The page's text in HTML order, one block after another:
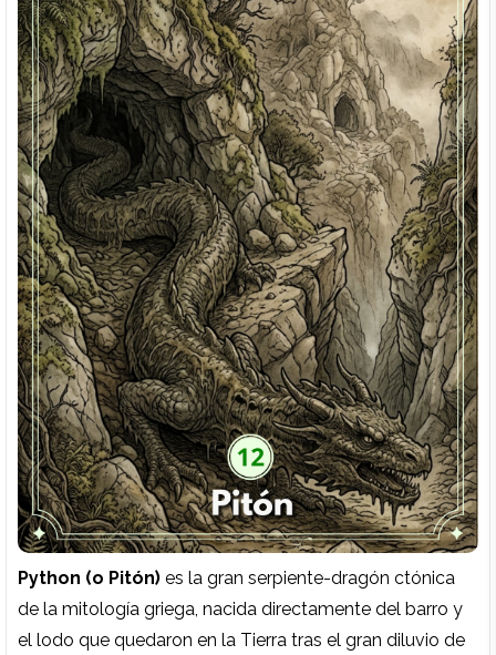
Python (o Pitón) es la gran serpiente-dragón ctónica
de la mitología griega, nacida directamente del barro y
el lodo que quedaron en la Tierra tras el gran diluvio de